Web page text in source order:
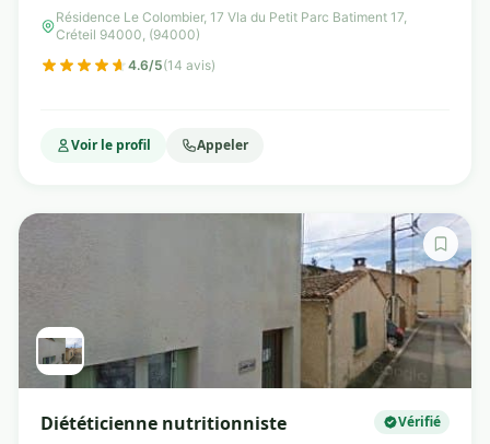
Giudicelli Diététicienne
Nutritionniste
Résidence Le Colombier, 17 Vla du Petit Parc Batiment 17,
Créteil 94000, (94000)
4.6/5(14 avis)
Voir le profil Appeler
Diététicienne nutritionniste Vérifié